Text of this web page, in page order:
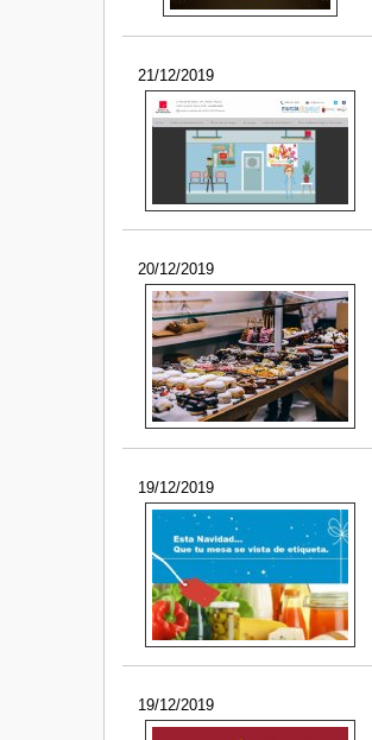
21/12/2019
20/12/2019
19/12/2019
19/12/2019